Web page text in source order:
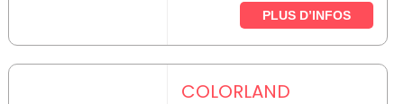
PLUS D’INFOS
COLORLAND